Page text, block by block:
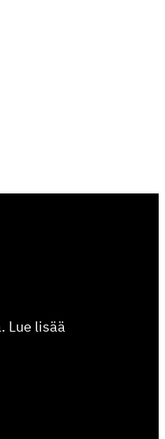
Lue lisää